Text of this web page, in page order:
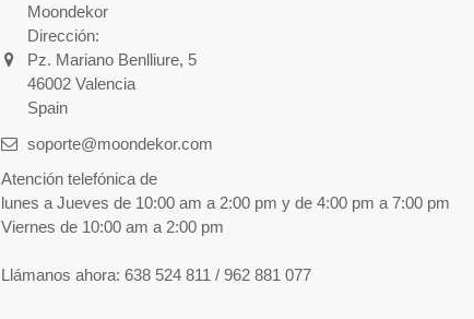
Moondekor
Dirección:
Pz. Mariano Benlliure, 5
46002 Valencia
Spain
soporte@moondekor.com
Atención telefónica de
lunes a Jueves de 10:00 am a 2:00 pm y de 4:00 pm a 7:00 pm
Viernes de 10:00 am a 2:00 pm
Llámanos ahora: 638 524 811 / 962 881 077